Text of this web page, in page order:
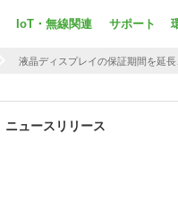
IoT・無線関連 サポート
液晶ディスプレイの保証期間を延長
ニュースリリース